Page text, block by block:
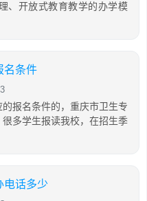
、开放式教育教学的办学模
名条件
报名条件的，重庆市卫生专
多学生报读我校，在招生季
电话多少